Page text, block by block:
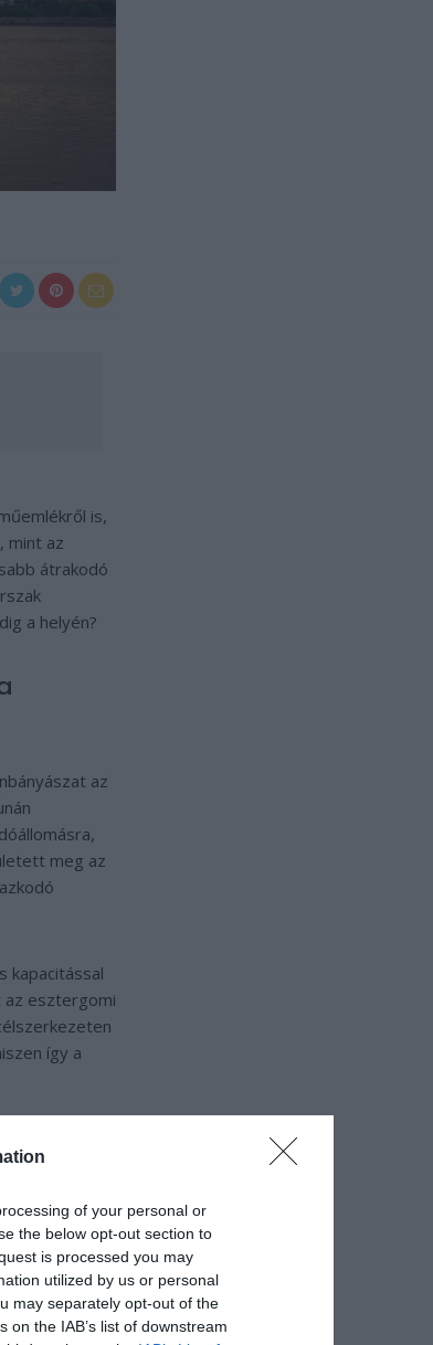
of your personal or
the below opt-out section to
is processed you may
utilized by us or personal
may separately opt-out of the
the IAB’s list of downstream
is,
mint az
átrakodó
a helyén?
az
meg az
kapacitással
esztergomi
így a